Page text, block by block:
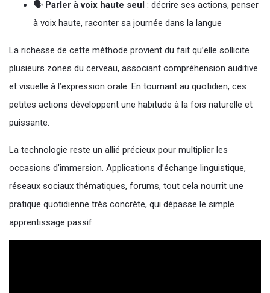
🗣️ Parler à voix haute seul : décrire ses actions, penser
à voix haute, raconter sa journée dans la langue
La richesse de cette méthode provient du fait qu’elle sollicite
plusieurs zones du cerveau, associant compréhension auditive
et visuelle à l’expression orale. En tournant au quotidien, ces
petites actions développent une habitude à la fois naturelle et
puissante.
La technologie reste un allié précieux pour multiplier les
occasions d’immersion. Applications d’échange linguistique,
réseaux sociaux thématiques, forums, tout cela nourrit une
pratique quotidienne très concrète, qui dépasse le simple
apprentissage passif.